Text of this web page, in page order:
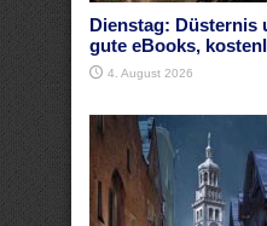
Dienstag: Düsternis
gute eBooks,
4. August 2026